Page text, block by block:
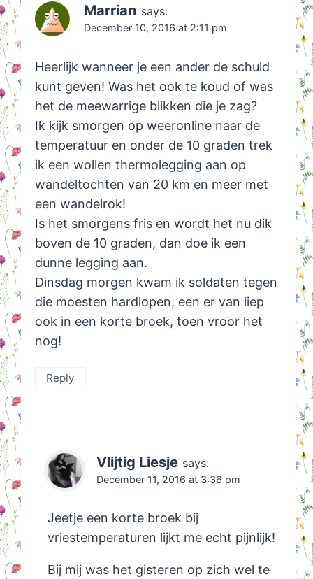
Marrian says:
December 10, 2016 at 2:11 pm
Heerlijk wanneer je een ander de schuld
kunt geven! Was het ook te koud of was
het de meewarrige blikken die je zag?
Ik kijk smorgen op weeronline naar de
temperatuur en onder de 10 graden trek
ik een wollen thermolegging aan op
wandeltochten van 20 km en meer met
een wandelrok!
Is het smorgens fris en wordt het nu dik
boven de 10 graden, dan doe ik een
dunne legging aan.
Dinsdag morgen kwam ik soldaten tegen
die moesten hardlopen, een er van liep
ook in een korte broek, toen vroor het
nog!
Reply
Vlijtig Liesje says:
December 11, 2016 at 3:36 pm
Jeetje een korte broek bij
vriestemperaturen lijkt me echt pijnlijk!
Bij mij was het gisteren op zich wel te